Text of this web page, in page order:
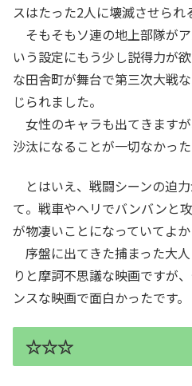
スはたった2人に壊滅させられ
そもそもソ連の地上部隊が
いう設定にもう少し説得力が
な田舎町が舞台で第三次大戦
じられました。
女性のキャラも出てきます
沙汰になることが一切なかった
とはいえ、戦闘シーンの迫
て。戦車やヘリでバンバンと
が物凄いことになっていてよか
序盤に出てきた捕まった大
りと摩訶不思議な映画ですが
ンスな映画で面白かったです。
☆☆☆